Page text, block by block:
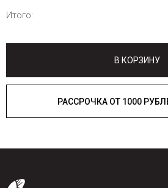
Итого:
В КОРЗИНУ